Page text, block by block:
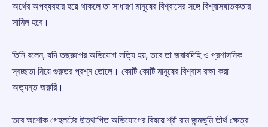
অর্থের অপব্যবহার হয়ে থাকলে তা সাধারণ মানুষের বিশ্বাসের সঙ্গে বিশ্বাসঘাতকতার
সামিল হবে।
তিনি বলেন, যদি তছরুপের অভিযোগ সত্যি হয়, তবে তা জবাবদিহি ও প্রশাসনিক
স্বচ্ছতা নিয়ে গুরুতর প্রশ্ন তোলে। কোটি কোটি মানুষের বিশ্বাস রক্ষা করা
অত্যন্ত জরুরি।
তবে অশোক গেহলটের উত্থাপিত অভিযোগের বিষয়ে শ্রী রাম জন্মভূমি তীর্থ ক্ষেত্র